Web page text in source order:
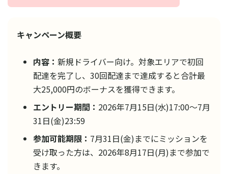
キャンペーン概要
内容： 新規ドライバー向け。対象エリアで初回
配達を完了し、30回配達まで達成すると合計最
大25,000円のボーナスを獲得できます。
エントリー期間： 2026年7月15日(水)17:00〜7月
31日(金)23:59
参加可能期限： 7月31日(金)までにミッションを
受け取った方は、2026年8月17日(月)まで参加で
きます。